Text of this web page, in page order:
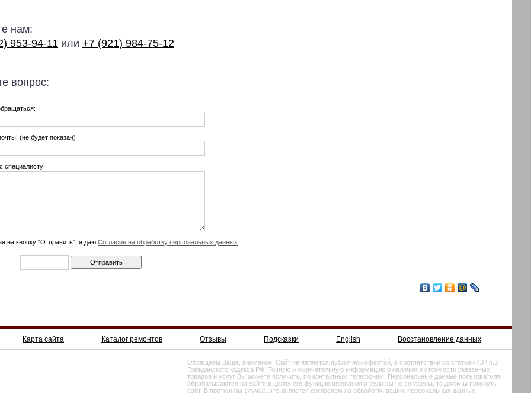
нам:
953-94-11 или +7 (921) 984-75-12
вопрос:
(не будет показан)
специалисту:
на кнопку "Отправить", я даю Согласие на обработку персональных данных
Карта сайта Каталог ремонтов Отзывы Подсказки English Восстановление данных
Обращаем Ваше, внимание! Сайт не является публичной офертой, в соответствии со статьей 437 п.2
Гражданского кодекса РФ. Точную и окончательную информацию о наличии и стоимости указанных
товаров и услуг Вы можете получить, по контактным телефонам. Персональные данные пользователя
обрабатываются на сайте в целях его функционирования и если вы не согласны, то должны покинуть
сайт. В противном случае, это является согласием на обработку ваших персональных данных.